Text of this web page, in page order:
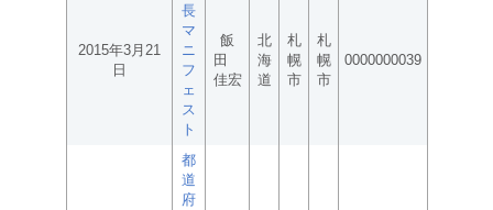
2015年3月21
日
長
マ
ニ
フ
ェ
ス
ト
飯
田
佳宏
北
海
道
札
幌
市
札
幌
市
0000000039
都
道
府